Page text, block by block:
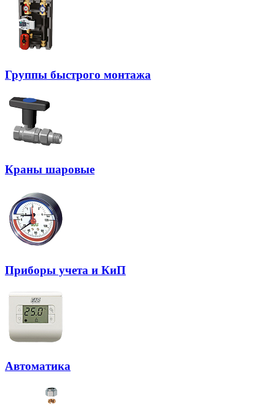
Группы быстрого монтажа
Краны шаровые
Приборы учета и КиП
Автоматика